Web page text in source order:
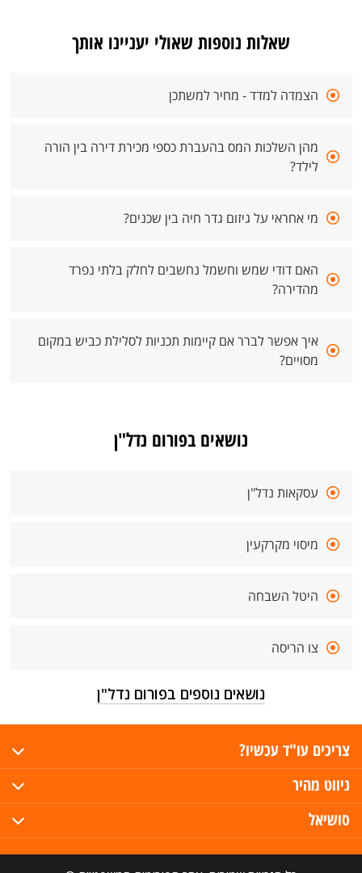
שאלות נוספות שאולי יעניינו אותך
הצמדה למדד - מחיר למשתכן
מהן השלכות המס בהעברת כספי מכירת דירה בין הורה
לילד?
מי אחראי על גיזום גדר חיה בין שכנים?
האם דודי שמש וחשמל נחשבים לחלק בלתי נפרד
מהדירה?
איך אפשר לברר אם קיימות תכניות לסלילת כביש במקום
מסויים?
נושאים בפורום נדל"ן
עסקאות נדל"ן
מיסוי מקרקעין
היטל השבחה
צו הריסה
נושאים נוספים בפורום נדל"ן
צריכים עו"ד עכשיו?
ניווט מהיר
סושיאל